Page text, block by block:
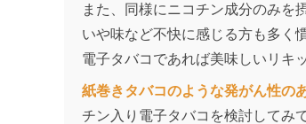
また、同様にニコチン成分のみを
いや味など不快に感じる方も多く
電子タバコであれば美味しいリキ
紙巻きタバコのような発がん性の
チン入り電子タバコを検討してみ